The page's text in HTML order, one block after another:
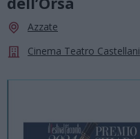
Azzate
Cinema Teatro Castellani